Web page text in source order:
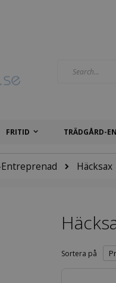
FRITID TRÄDGÅRD-
Häcksax
Sortera på